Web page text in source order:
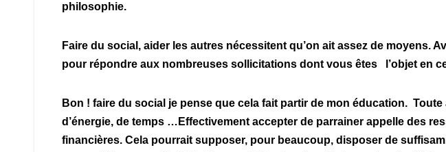
philosophie.
Faire du social, aider les autres nécessitent qu’on ait assez de moyens.
pour répondre aux nombreuses sollicitations dont vous êtes l’objet en
Bon ! faire du social je pense que cela fait partir de mon éducation.
d’énergie, de temps …Effectivement accepter de parrainer appelle des
financières. Cela pourrait supposer, pour beaucoup, disposer de